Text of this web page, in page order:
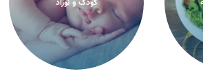
کودک و نوزاد